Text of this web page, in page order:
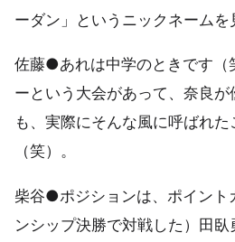
ーダン」というニックネームを
佐藤●あれは中学のときです（
ーという大会があって、奈良
も、実際にそんな風に呼ばれ
（笑）。
柴谷●ポジションは、ポイント
ンシップ決勝で対戦した）田